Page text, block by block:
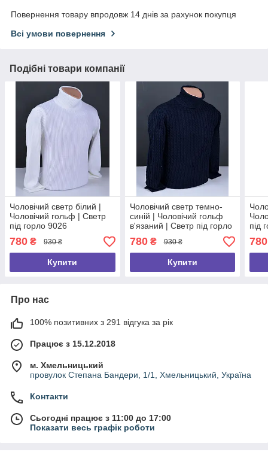
Повернення товару впродовж 14 днів за рахунок покупця
Всі умови повернення
Подібні товари компанії
Чоловічий светр білий |
Чоловічий гольф | Светр
під горло 9026
780 ₴ 930 ₴
Купити
Чоловічий светр темно-
синій | Чоловічий гольф
в'язаний | Светр під горло
9019
780₴ 930 ₴
Купити
під
780
Про нас
100% позитивних з 291 відгука за рік
Працює з 15.12.2018
м. Хмельницький
провулок Степана Бандери, 1/1, Хмельницький, Україна
Контакти
Сьогодні працює з 11:00 до 17:00
Показати весь графік роботи